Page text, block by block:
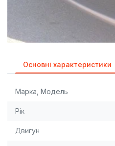
Основні характеристики
Марка, Модель
Рік
Двигун